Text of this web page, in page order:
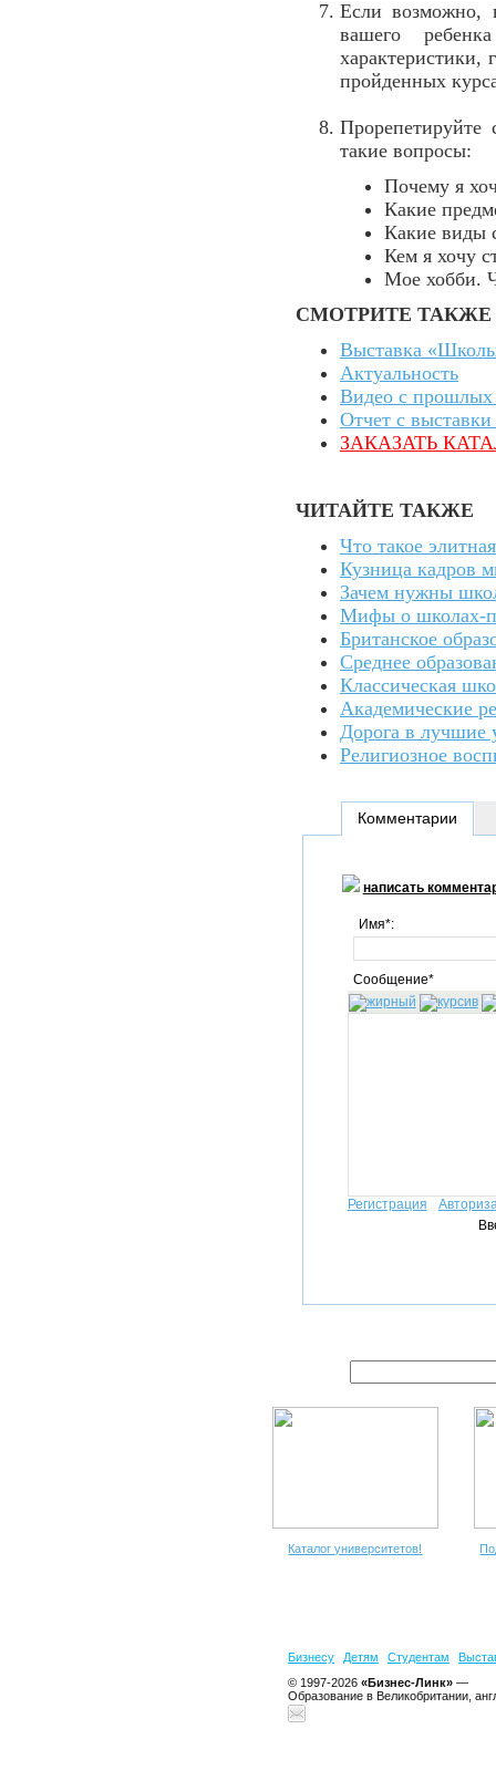
Если возможно,
вашего
пройденных
Прорепетируйте
такие вопросы:
Почему я
Какие
Какие виды
Кем я хочу
Мое хобби.
СМОТРИТЕ ТАКЖЕ
Выставка
Актуальность
Видео с прошлых
Отчет с
ЗАКАЗАТЬ
ЧИТАЙТЕ ТАКЖЕ
Что такое
Кузница кадров
Зачем нужны
Мифы о школах-
Британское
Среднее
Классическая
Академические
Дорога в лучшие
Религиозное
Комментарии
написать
Имя*:
Сообщение*
Регистрация
Каталог университетов!
Бизнесу Детям Студентам
© 1997-2026 «Бизнес-Линк» —
Образование в Великобритании,